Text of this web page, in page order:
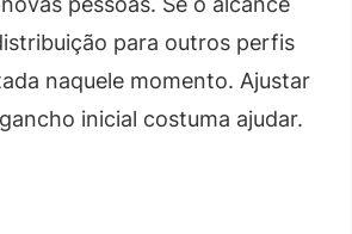
para outros perfis
naquele momento. Ajustar
inicial costuma ajudar.